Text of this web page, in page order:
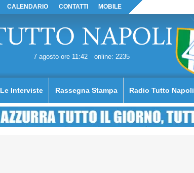
CALENDARIO CONTATTI MOBILE
7 agosto ore 11:42 online: 2235
Le Interviste Rassegna Stampa Radio Tutto Napoli